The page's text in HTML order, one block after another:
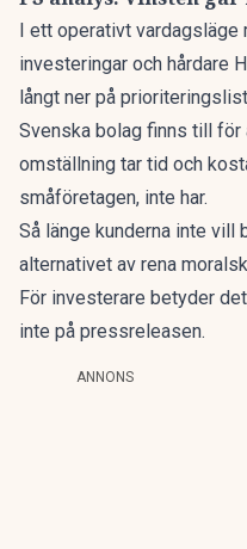
I ett operativt vardagsläge
investeringar och hårdare
långt ner på
Svenska bolag finns till för
omställning tar tid och
småföretagen, inte har.
Så länge kunderna inte vill
alternativet av rena
För investerare betyder
inte på pressreleasen.
ANNONS